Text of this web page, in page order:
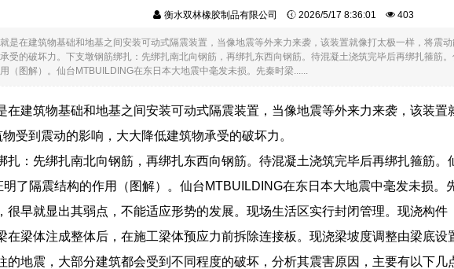
衡水双林橡胶制品有限公司 2026/5/17 8:36:01 403
是在建筑物基础和地基之间安装可动式隔震装置，当像地震等外来力来袭，该装置就像打太极一样，将震
受的破坏力。下支墩钢筋绑扎：先绑扎南北向钢筋，再绑扎东西向钢筋。待混凝土浇筑完毕后再绑扎箍筋。
（图解）。仙台MTBUILDING在东日本大地震中毫发未损。先秦时梁......
在建筑物基础和地基之间安装可动式隔震装置，当像地震等外来力来袭，该装置
物受到震动的影响，大大降低建筑物承受的破坏力。
扎：先绑扎南北向钢筋，再绑扎东西向钢筋。待混凝土浇筑完毕后再绑扎箍筋。
了隔震结构的作用（图解）。仙台MTBUILDING在东日本大地震中毫发未损。
很早就显出其弱点，不能适应形势的发展。现场生活区实行封闭管理。现浇构
在梁体注成整体后，在施工梁体预应力前拆除连接板。现浇梁坡度调整由梁底设
的地震，大部分建筑都会受到不同程度的破坏，分析其震害原因，主要有以下